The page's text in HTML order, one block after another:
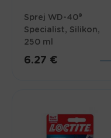
Sprej WD-40®
Specialist, Silikon,
250 ml
6.27 €